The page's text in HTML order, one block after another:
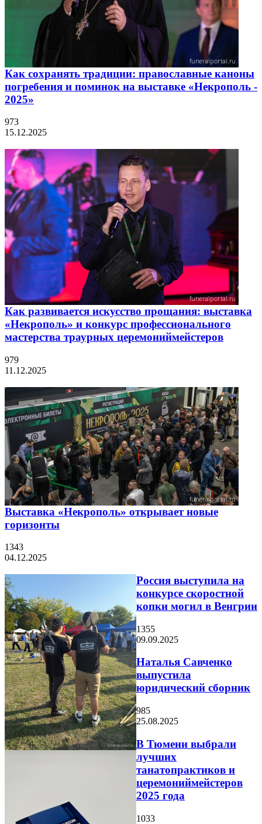
Как сохранять традиции: православные каноны
погребения и поминок на выставке «Некрополь -
2025»
973
15.12.2025
Как развивается искусство прощания: выставка
«Некрополь» и конкурс профессионального
мастерства траурных церемониймейстеров
979
11.12.2025
Выставка «Некрополь» открывает новые
горизонты
1343
04.12.2025
Россия выступила на
конкурсе скоростной
копки могил в Венгрии
1355
09.09.2025
Наталья Савченко
выпустила
юридический сборник
985
25.08.2025
В Тюмени выбрали
лучших
танатопрактиков и
церемониймейстеров
2025 года
1033